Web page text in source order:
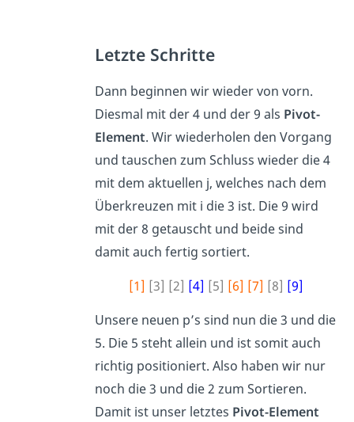
Letzte Schritte
Dann beginnen wir wieder von vorn.
Diesmal mit der 4 und der 9 als Pivot-
Element. Wir wiederholen den Vorgang
und tauschen zum Schluss wieder die 4
mit dem aktuellen j, welches nach dem
Überkreuzen mit i die 3 ist. Die 9 wird
mit der 8 getauscht und beide sind
damit auch fertig sortiert.
[1] [3] [2] [4] [5] [6] [7] [8] [9]
Unsere neuen p’s sind nun die 3 und die
5. Die 5 steht allein und ist somit auch
richtig positioniert. Also haben wir nur
noch die 3 und die 2 zum Sortieren.
Damit ist unser letztes Pivot-Element